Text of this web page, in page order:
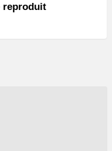
reproduit